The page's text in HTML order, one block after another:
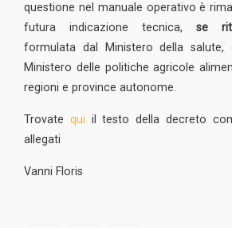
questione nel manuale operativo è
futura indicazione tecnica, se
formulata dal Ministero della
Ministero delle politiche agricole
regioni e province autonome.
Trovate qui il testo della decreto
allegati
Vanni Floris